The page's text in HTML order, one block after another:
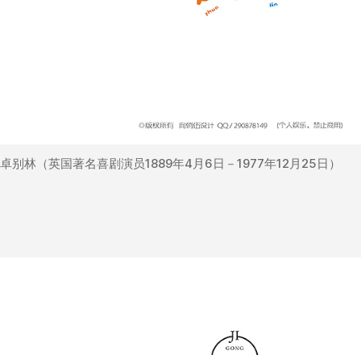
卓别林（英国著名喜剧演员1889年4月6日－1977年12月25日）